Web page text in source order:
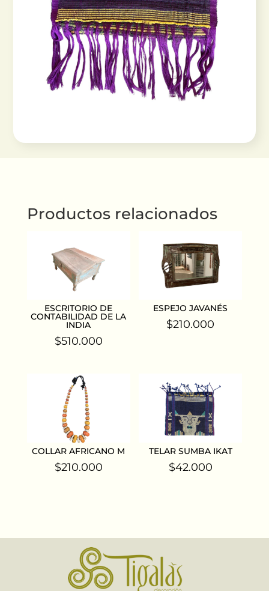
Productos relacionados
ESCRITORIO DE
CONTABILIDAD DE LA
INDIA
$510.000
ESPEJO JAVANÉS
$210.000
COLLAR AFRICANO M
$210.000
TELAR SUMBA IKAT
$42.000